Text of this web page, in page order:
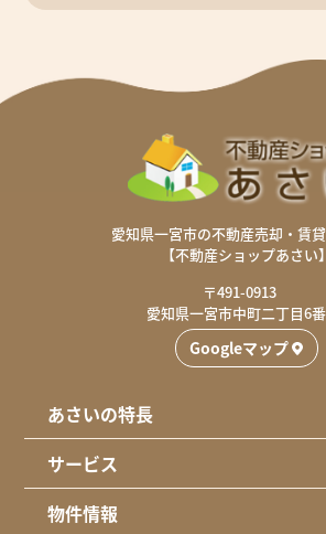
愛知県一宮市の不動産売却・賃
【不動産ショップあさい】
〒491-0913
愛知県一宮市中町二丁目6
Googleマップ
あさいの特長
サービス
物件情報